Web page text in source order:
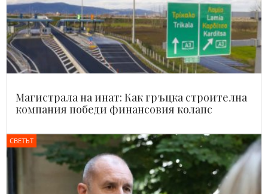
Магистрала на инат: Как гръцка строителна
компания победи финансовия колапс
СВЕТЪТ